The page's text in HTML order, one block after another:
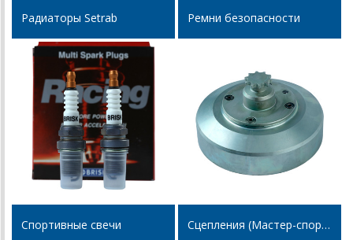
Радиаторы Setrab Ремни безопасности
Спортивные свечи Сцепления (Мастер-спорт, SACHS, AP racing)